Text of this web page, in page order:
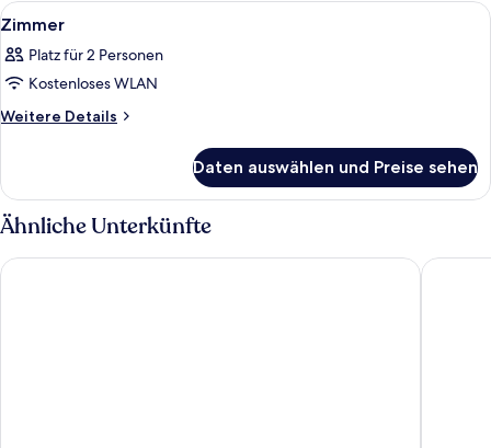
Alle
Fotos
für
Zimmer
anzeigen
Ein Hotelzimmer mit Bett, einer
1
Zimmer
Platz für 2 Personen
Kostenloses WLAN
Weitere Details
Weitere
Daten auswählen und Preise sehen
Ähnliche Unterkünfte
Clarion Hotel & Conference Center Ronkonkoma MacArthur